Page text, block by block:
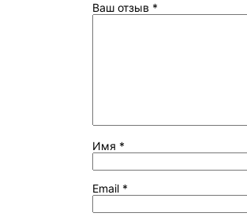
Ваш отзыв *
Имя *
Email *